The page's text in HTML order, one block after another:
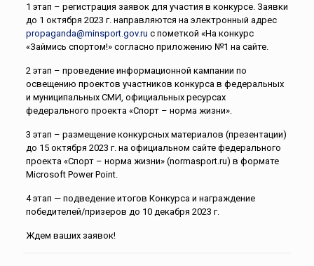
1 этап – регистрация заявок для участия в конкурсе. Заявки
до 1 октября 2023 г. направляются на электронный адрес
propaganda@minsport.gov.ru с пометкой «На конкурс
«Займись спортом!» согласно приложению №1 на сайте.
2 этап – проведение информационной кампании по
освещению проектов участников конкурса в федеральных
и муниципальных СМИ, официальных ресурсах
федерального проекта «Спорт – норма жизни».
3 этап – размещение конкурсных материалов (презентации)
до 15 октября 2023 г. на официальном сайте федерального
проекта «Спорт – норма жизни» (normasport.ru) в формате
Microsoft Power Point.
4 этап — подведение итогов Конкурса и награждение
победителей/призеров до 10 декабря 2023 г.
Ждем ваших заявок!